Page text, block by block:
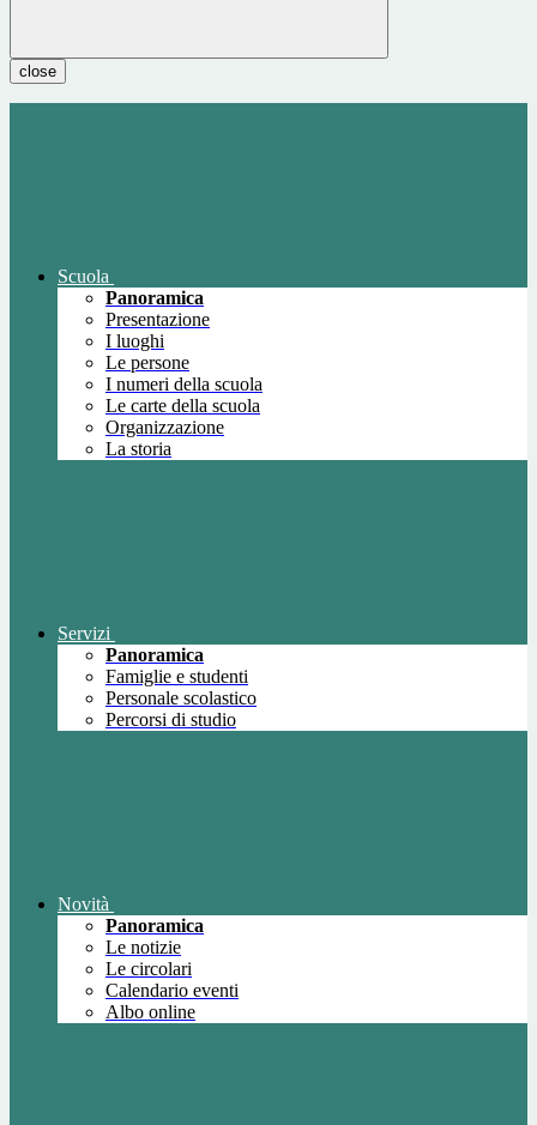
close
Scuola
Panoramica
Presentazione
I luoghi
Le persone
I numeri della scuola
Le carte della scuola
Organizzazione
La storia
Servizi
Panoramica
Famiglie e studenti
Personale scolastico
Percorsi di studio
Novità
Panoramica
Le notizie
Le circolari
Calendario eventi
Albo online